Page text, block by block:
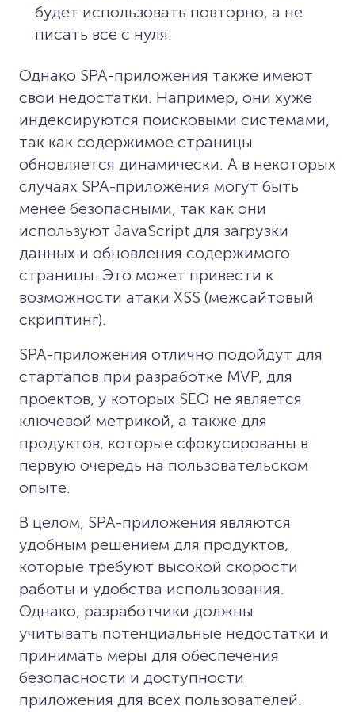
будет использовать повторно, а не
писать всё с нуля.
Однако SPA-приложения также имеют
свои недостатки. Например, они хуже
индексируются поисковыми системами,
так как содержимое страницы
обновляется динамически. А в некоторых
случаях SPA-приложения могут быть
менее безопасными, так как они
используют JavaScript для загрузки
данных и обновления содержимого
страницы. Это может привести к
возможности атаки XSS (межсайтовый
скриптинг).
SPA-приложения отлично подойдут для
стартапов при разработке MVP, для
проектов, у которых SEO не является
ключевой метрикой, а также для
продуктов, которые сфокусированы в
первую очередь на пользовательском
опыте.
В целом, SPA-приложения являются
удобным решением для продуктов,
которые требуют высокой скорости
работы и удобства использования.
Однако, разработчики должны
учитывать потенциальные недостатки и
принимать меры для обеспечения
безопасности и доступности
приложения для всех пользователей.